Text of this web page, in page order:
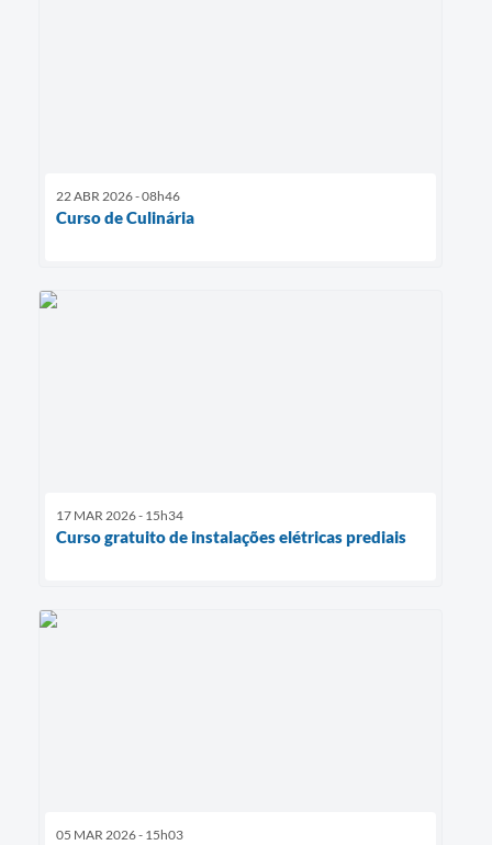
22 ABR 2026 - 08h46
Curso de Culinária
17 MAR 2026 - 15h34
Curso gratuito de instalações elétricas prediais
05 MAR 2026 - 15h03